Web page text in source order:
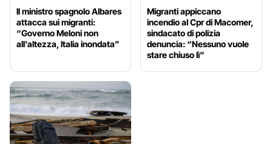
Il ministro spagnolo Albares
attacca sui migranti:
“Governo Meloni non
all’altezza, Italia inondata”
Migranti appiccano
incendio al Cpr di Macomer,
sindacato di polizia
denuncia: “Nessuno vuole
stare chiuso lì”